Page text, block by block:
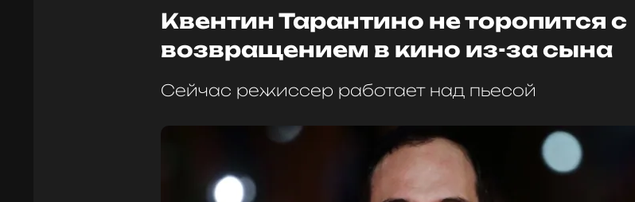
Квентин Тарантино не торопится с
возвращением в кино из-за сына
Сейчас режиссер работает над пьесой